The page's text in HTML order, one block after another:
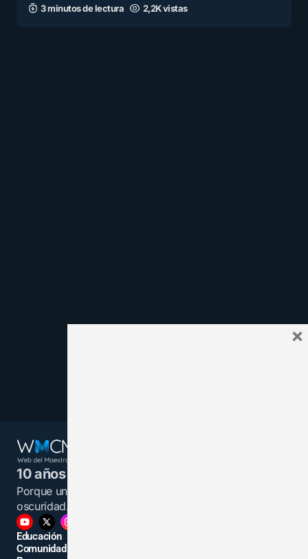
3 minutos de lectura 2,2K vistas
10 años juntos y más unidos.
Porque un maestro informado es una luz en la
oscuridad.
Educación
Comunidad
×